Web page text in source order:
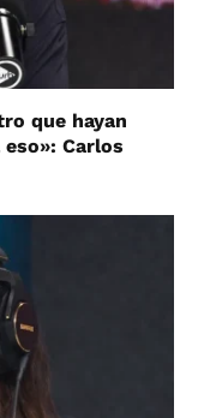
que hayan
Carlos